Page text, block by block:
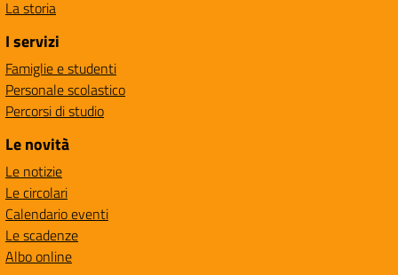
La storia
I servizi
Famiglie e studenti
Personale scolastico
Percorsi di studio
Le novità
Le notizie
Le circolari
Calendario eventi
Le scadenze
Albo online